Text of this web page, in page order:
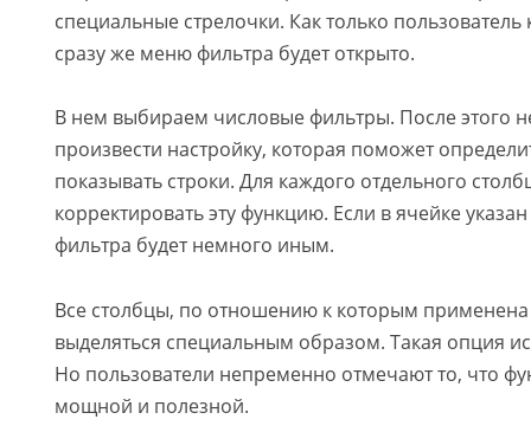
специальные стрелочки. Как только пользователь
сразу же меню фильтра будет открыто.
В нем выбираем числовые фильтры. После этого
произвести настройку, которая поможет
показывать строки. Для каждого отдельного
корректировать эту функцию. Если в ячейке
фильтра будет немного иным.
Все столбцы, по отношению к которым применена
выделяться специальным образом. Такая опция
Но пользователи непременно отмечают то, что
мощной и полезной.